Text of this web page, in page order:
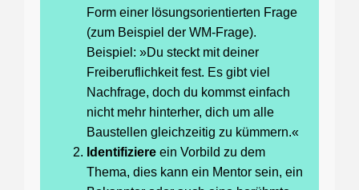
Form einer lösungsorientierten Frage
(zum Beispiel der WM-Frage).
Beispiel: »Du steckt mit deiner
Freiberuflichkeit fest. Es gibt viel
Nachfrage, doch du kommst einfach
nicht mehr hinterher, dich um alle
Baustellen gleichzeitig zu kümmern.«
Identifiziere ein Vorbild zu dem
Thema, dies kann ein Mentor sein, ein